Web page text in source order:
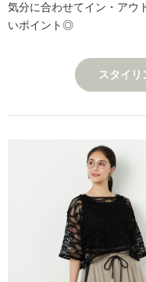
気分に合わせてイン・アウ
いポイント◎
スタイ